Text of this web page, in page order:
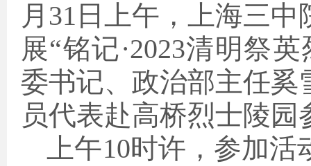
月31日上午，上海三
展“铭记·2023清明祭
委书记、政治部主任奚
员代表赴高桥烈士陵园
上午10时许，参加活